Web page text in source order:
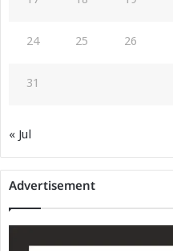
24 25 26
31
« Jul
Advertisement